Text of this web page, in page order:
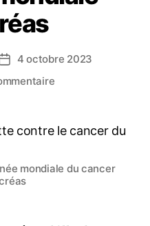
4 octobre 2023
mondiale du cancer